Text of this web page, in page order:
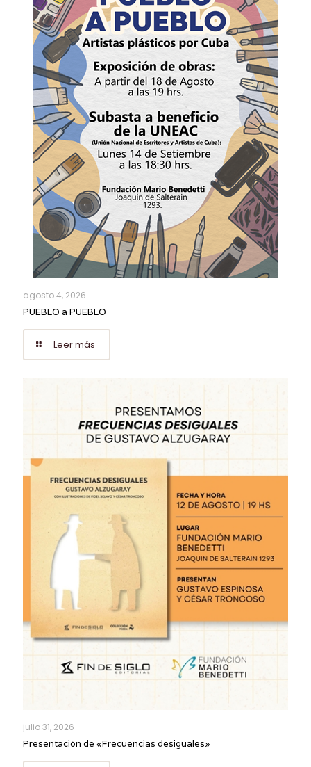
agosto 4, 2026
PUEBLO a PUEBLO
Leer más
julio 31, 2026
Presentación de «Frecuencias desiguales»